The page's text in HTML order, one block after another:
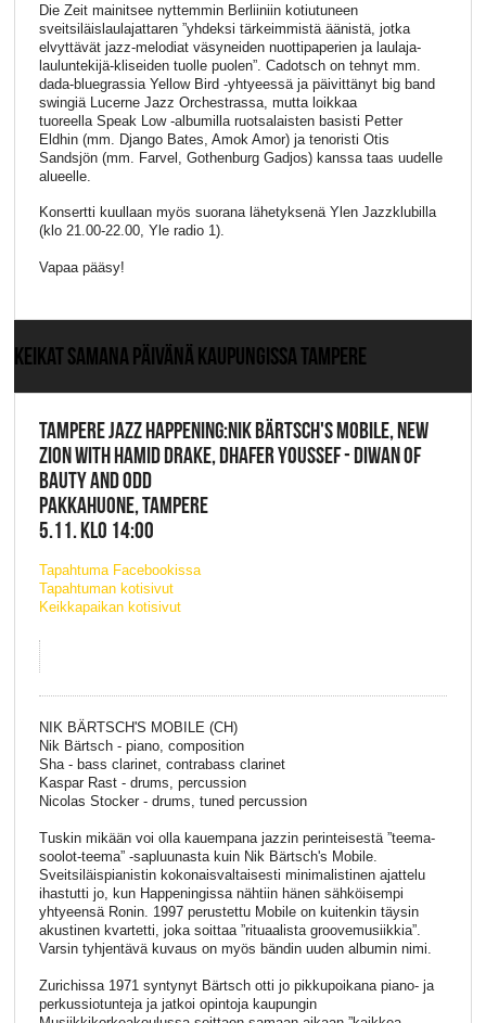
Die Zeit mainitsee nyttemmin Berliiniin kotiutuneen
sveitsiläislaulajattaren ”yhdeksi tärkeimmistä äänistä, jotka
elvyttävät jazz-melodiat väsyneiden nuottipaperien ja laulaja-
lauluntekijä-kliseiden tuolle puolen”. Cadotsch on tehnyt mm.
dada-bluegrassia Yellow Bird -yhtyeessä ja päivittänyt big band
swingiä Lucerne Jazz Orchestrassa, mutta loikkaa
tuoreella Speak Low -albumilla ruotsalaisten basisti Petter
Eldhin (mm. Django Bates, Amok Amor) ja tenoristi Otis
Sandsjön (mm. Farvel, Gothenburg Gadjos) kanssa taas uudelle
alueelle.
Konsertti kuullaan myös suorana lähetyksenä Ylen Jazzklubilla
(klo 21.00-22.00, Yle radio 1).
Vapaa pääsy!
KEIKAT SAMANA PÄIVÄNÄ KAUPUNGISSA TAMPERE
TAMPERE JAZZ HAPPENING:NIK BÄRTSCH'S MOBILE, NEW
ZION WITH HAMID DRAKE, DHAFER YOUSSEF - DIWAN OF
BAUTY AND ODD
PAKKAHUONE, TAMPERE
5.11. KLO 14:00
Tapahtuma Facebookissa
Tapahtuman kotisivut
Keikkapaikan kotisivut
NIK BÄRTSCH'S MOBILE (CH)
Nik Bärtsch - piano, composition
Sha - bass clarinet, contrabass clarinet
Kaspar Rast - drums, percussion
Nicolas Stocker - drums, tuned percussion
Tuskin mikään voi olla kauempana jazzin perinteisestä ”teema-
soolot-teema” -sapluunasta kuin Nik Bärtsch's Mobile.
Sveitsiläispianistin kokonaisvaltaisesti minimalistinen ajattelu
ihastutti jo, kun Happeningissa nähtiin hänen sähköisempi
yhtyeensä Ronin. 1997 perustettu Mobile on kuitenkin täysin
akustinen kvartetti, joka soittaa ”rituaalista groovemusiikkia”.
Varsin tyhjentävä kuvaus on myös bändin uuden albumin nimi.
Zurichissa 1971 syntynyt Bärtsch otti jo pikkupoikana piano- ja
perkussiotunteja ja jatkoi opintoja kaupungin